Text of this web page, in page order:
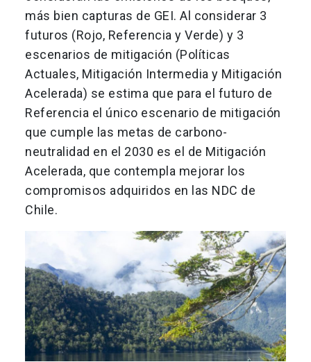
más bien capturas de GEI. Al considerar 3
futuros (Rojo, Referencia y Verde) y 3
escenarios de mitigación (Políticas
Actuales, Mitigación Intermedia y Mitigación
Acelerada) se estima que para el futuro de
Referencia el único escenario de mitigación
que cumple las metas de carbono-
neutralidad en el 2030 es el de Mitigación
Acelerada, que contempla mejorar los
compromisos adquiridos en las NDC de
Chile.